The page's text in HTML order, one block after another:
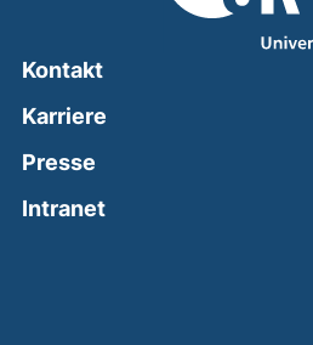
Kontakt
Karriere
Presse
Intranet(external link,